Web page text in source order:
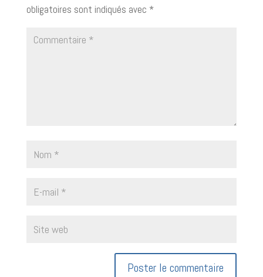
obligatoires sont indiqués avec *